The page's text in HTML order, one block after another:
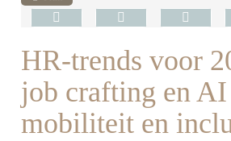
HR-trends voor
job crafting en
mobiliteit en